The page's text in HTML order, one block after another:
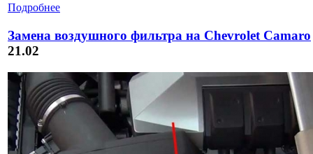
Подробнее
Замена воздушного фильтра на Chevrolet Camaro
21.02